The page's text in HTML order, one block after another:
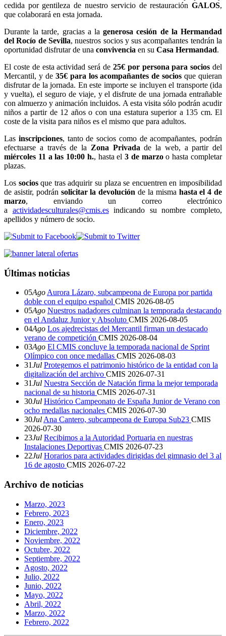
cedida por gentileza de nuestro servicio de restauración GALOS,
que colaborará en esta jornada.
Durante la tarde, gracias a lagenerosa cesión de la Hermandad
del Rocío de Sevilla, nuestros socios y sus acompañantes tendrán la
oportunidad disfrutar de una convivencia en su Casa Hermandad.
El coste de esta actividad será de 25€ por persona para socios del
Mercantil, y de 35€ para los acompañantes de sociosque quieran
disfrutar de la jornada. En este importe se incluyen el transporte (ida
y vuelta), el seguro de viaje, y el disfrute de una jornada entrañable
con almuerzo y animación incluidos. A esta visita sólo podrán acudir
niños a partir de 12 años o con una estatura superior a 135 cm. El
coste de la visita para niños es el mismo que para adultos.
Las inscripciones, tanto de socios como de acompañantes, podrán
efectuarse a través de la Zona Privada de la web, a partir del
miércoles 11 a las 10:00 h., hasta el3 de marzoo hasta completar
plazas.
Los sociosque tras adquirir su plaza se encuentren en imposibilidad
de asistir, podrán solicitar la devolución de la misma hasta el 4 de
marzo, enviando un correo electrónico
a actividadesculturales@cmis.esindicando su nombre completo,
apellidos y número de socio.
Últimas noticias
05Ago Aurora Lázaro, subcampeona de Europa por partida
doble con el equipo español CMIS 2026-08-05
05Ago Nuestros nadadores culminan la temporada destacando
en el Andaluz Junior y Absoluto CMIS 2026-08-05
04Ago Los ajedrecistas del Mercantil firman un destacado
verano de competición CMIS 2026-08-04
03Ago El CMIS concluye la temporada nacional de Sprint
Olímpico con once medallas CMIS 2026-08-03
31Jul Protegemos el patrimonio histórico de la entidad con la
digitalización del archivo CMIS 2026-07-31
31Jul Nuestra Sección de Natación firma la mejor temporada
nacional de su historia CMIS 2026-07-31
30Jul Histórico Campeonato de España Junior de Verano con
ocho medallas nacionales CMIS 2026-07-30
30Jul Ana Cantero, subcampeona de Europa Sub23 CMIS
2026-07-30
23Jul Recibimos a la Autoridad Portuaria en nuestras
Instalaciones Deportivas CMIS 2026-07-23
22Jul Horarios para actividades dirigidas del gimnasio del 3 al
16 de agosto CMIS 2026-07-22
Archivo de noticias
Marzo, 2023
Febrero, 2023
Enero, 2023
Diciembre, 2022
Noviembre, 2022
Octubre, 2022
Septiembre, 2022
Agosto, 2022
Julio, 2022
Junio, 2022
Mayo, 2022
Abril, 2022
Marzo, 2022
Febrero, 2022